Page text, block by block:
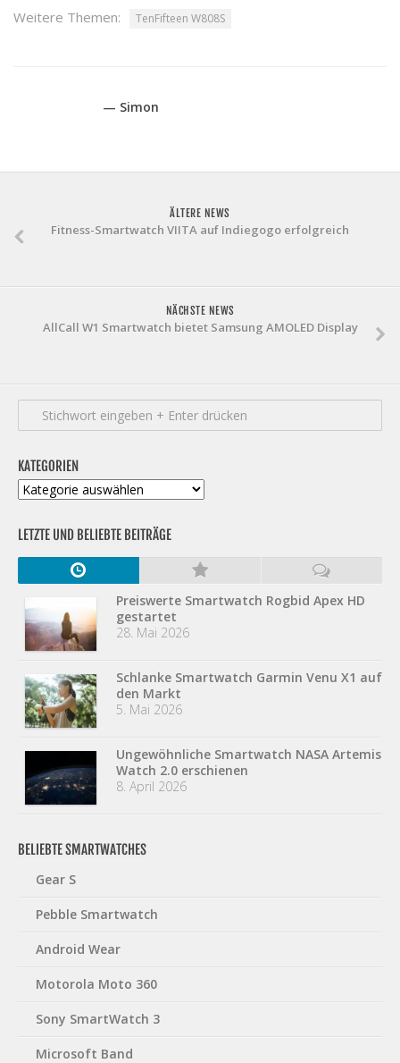
Weitere Themen: TenFifteen W808S
— Simon
ÄLTERE NEWS
Fitness-Smartwatch VIITA auf Indiegogo erfolgreich
NÄCHSTE NEWS
AllCall W1 Smartwatch bietet Samsung AMOLED Display
KATEGORIEN
Kategorien
LETZTE UND BELIEBTE BEITRÄGE
Preiswerte Smartwatch Rogbid Apex HD
gestartet
28. Mai 2026
Schlanke Smartwatch Garmin Venu X1 auf
den Markt
5. Mai 2026
Ungewöhnliche Smartwatch NASA Artemis
Watch 2.0 erschienen
8. April 2026
BELIEBTE SMARTWATCHES
Gear S
Pebble Smartwatch
Android Wear
Motorola Moto 360
Sony SmartWatch 3
Microsoft Band